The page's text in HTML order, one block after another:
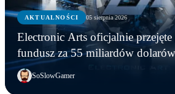
AKTUALNOŚCI 05 sierpnia 2026
Electronic Arts oficjalnie przejęte
fundusz za 55 miliardów dolarów
SoSlowGamer
AKTUALNOŚCI
Młodzi gracze nie wpadli w
Statystyki Capcomu przywracają
pokolenie
GRY
Steam ma nowego króla.
wyprzedzony
AKTUALNOŚCI
Electronic Arts oficjalnie przejęte
fundusz za 55 miliardów dolarów